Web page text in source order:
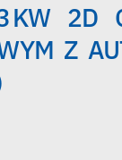
KW 2D
Z